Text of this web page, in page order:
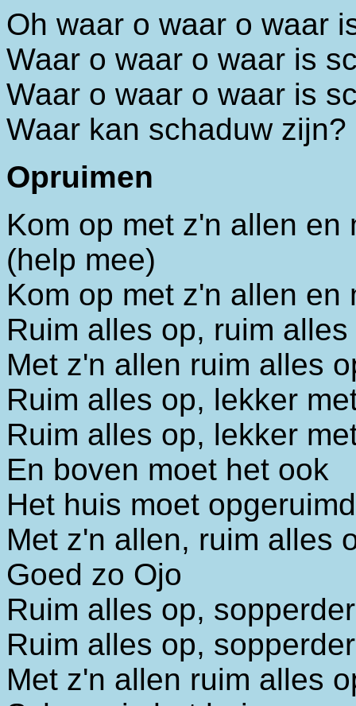
Oh waar o waar o waar
Waar o waar o waar is
Waar o waar o waar is
Waar kan schaduw zijn?
Opruimen
Kom op met z'n allen
(help mee)
Kom op met z'n allen
Ruim alles op, ruim alles
Met z'n allen ruim alles
Ruim alles op, lekker
Ruim alles op, lekker
En boven moet het ook
Het huis moet
Met z'n allen, ruim alles
Goed zo Ojo
Ruim alles op,
Ruim alles op,
Met z'n allen ruim alles